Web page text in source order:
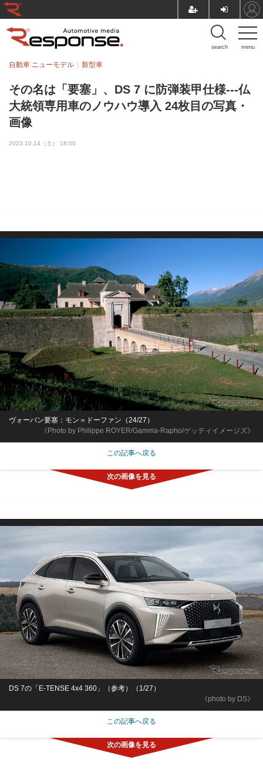
menu
search
その名は「要塞」、DS 7 に防弾装甲仕様---仏
大統領専用車のノウハウ導入 24枚目の写真・
画像
自動車 ニューモデル 新型車
2023.10.14（土） 18:00
《Photo by Philippe ROYER/Gamma-Rapho/ゲッティイメージズ》
ヴォーバン要塞：モン＝ドーファン（24/27）
この記事へ戻る
《photo by DS》
DS 7の「E-TENSE 4x4 360」（参考）（1/27）
この記事へ戻る